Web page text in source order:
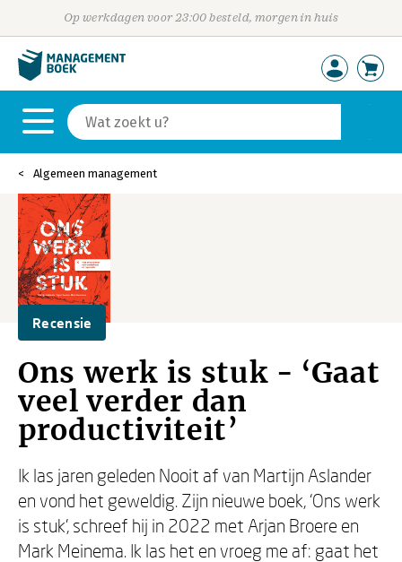
Op werkdagen voor 23:00 besteld, morgen in huis
Algemeen management
Recensie
Ons werk is stuk - ‘Gaat
veel verder dan
productiviteit’
Ik las jaren geleden Nooit af van Martijn Aslander
en vond het geweldig. Zijn nieuwe boek, ‘Ons werk
is stuk’, schreef hij in 2022 met Arjan Broere en
Mark Meinema. Ik las het en vroeg me af: gaat het